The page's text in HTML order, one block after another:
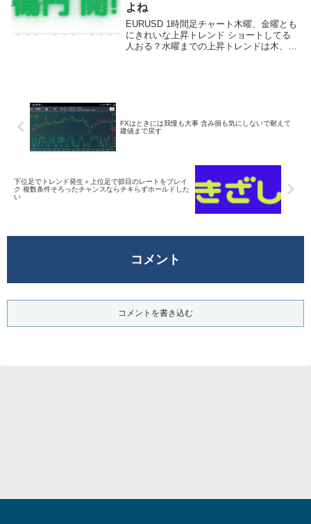
よね
EURUSD 1時間足チャート木曜、金曜とも
にきれいな上昇トレンド ショートしてる
人おる？水曜までの上昇トレンドは木、金
FXはときには我慢も大事 含み損も気にしないで耐えて
建値まで戻す
下位足でトレンド発生＋上位足で節目のレートをブレイ
ク 複数条件そろったチャンスならチキらずホールドした
い
コメント
コメントを書き込む